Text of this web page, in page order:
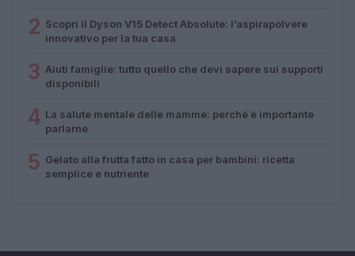
2 Scopri il Dyson V15 Detect Absolute: l’aspirapolvere
innovativo per la tua casa
3 Aiuti famiglie: tutto quello che devi sapere sui supporti
disponibili
4 La salute mentale delle mamme: perché è importante
parlarne
5 Gelato alla frutta fatto in casa per bambini: ricetta
semplice e nutriente